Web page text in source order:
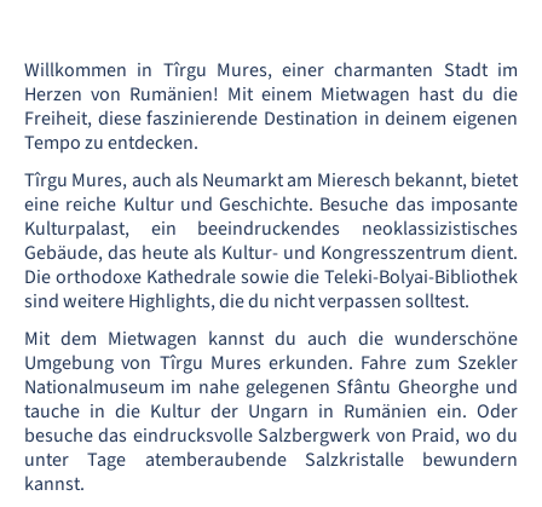
Willkommen in Tîrgu Mures, einer charmanten Stadt im
Herzen von Rumänien! Mit einem Mietwagen hast du die
Freiheit, diese faszinierende Destination in deinem eigenen
Tempo zu entdecken.
Tîrgu Mures, auch als Neumarkt am Mieresch bekannt, bietet
eine reiche Kultur und Geschichte. Besuche das imposante
Kulturpalast, ein beeindruckendes neoklassizistisches
Gebäude, das heute als Kultur- und Kongresszentrum dient.
Die orthodoxe Kathedrale sowie die Teleki-Bolyai-Bibliothek
sind weitere Highlights, die du nicht verpassen solltest.
Mit dem Mietwagen kannst du auch die wunderschöne
Umgebung von Tîrgu Mures erkunden. Fahre zum Szekler
Nationalmuseum im nahe gelegenen Sfântu Gheorghe und
tauche in die Kultur der Ungarn in Rumänien ein. Oder
besuche das eindrucksvolle Salzbergwerk von Praid, wo du
unter Tage atemberaubende Salzkristalle bewundern
kannst.